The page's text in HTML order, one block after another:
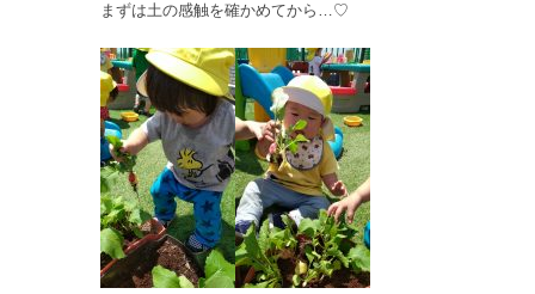
まずは土の感触を確かめてから…♡